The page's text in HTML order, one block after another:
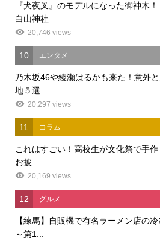
『犬夜叉』のモデルになった御神木
白山神社
20,746 views
10 エンタメ
乃木坂46や綾瀬はるかも来た！意外
地５選
20,297 views
11 コラム
これはすごい！高校生が文化祭で手
お披...
20,169 views
12 グルメ
【練馬】自販機で有名ラーメン店の
～第1...